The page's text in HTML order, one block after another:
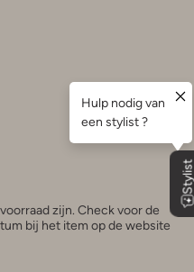
zijn. Check voor de
bij het item op de website